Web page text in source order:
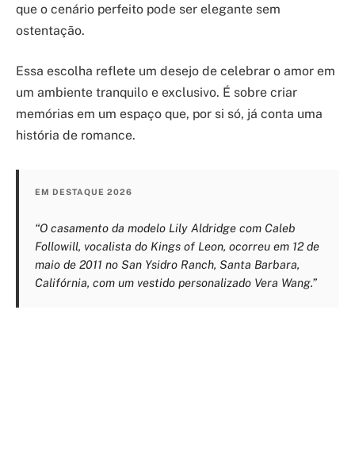
que o cenário perfeito pode ser elegante sem
ostentação.
Essa escolha reflete um desejo de celebrar o amor em
um ambiente tranquilo e exclusivo. É sobre criar
memórias em um espaço que, por si só, já conta uma
história de romance.
EM DESTAQUE 2026
“O casamento da modelo Lily Aldridge com Caleb
Followill, vocalista do Kings of Leon, ocorreu em 12 de
maio de 2011 no San Ysidro Ranch, Santa Barbara,
Califórnia, com um vestido personalizado Vera Wang.”